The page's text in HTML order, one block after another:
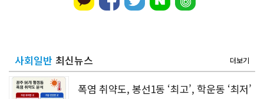
사회일반 최신뉴스 더보기
폭염 취약도, 봉선1동 ‘최고’, 학운동 ‘최저’